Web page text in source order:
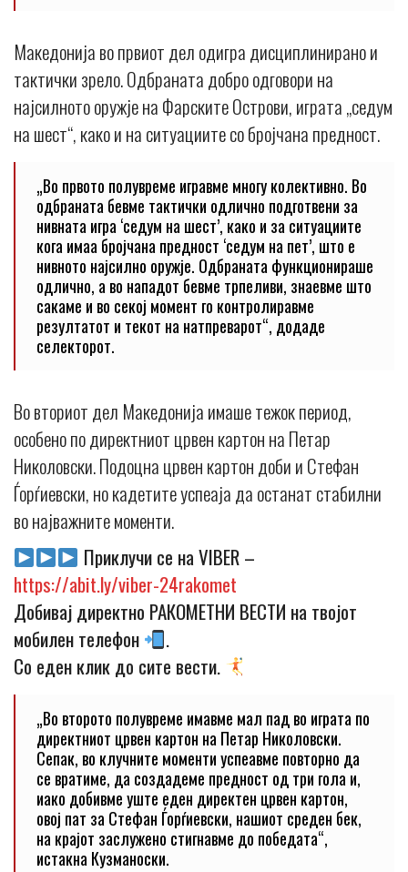
Македонија во првиот дел одигра дисциплинирано и
тактички зрело. Одбраната добро одговори на
најсилното оружје на Фарските Острови, играта „седум
на шест“, како и на ситуациите со бројчана предност.
„Во првото полувреме игравме многу колективно. Во
одбраната бевме тактички одлично подготвени за
нивната игра ‘седум на шест’, како и за ситуациите
кога имаа бројчана предност ‘седум на пет’, што е
нивното најсилно оружје. Одбраната функционираше
одлично, а во нападот бевме трпеливи, знаевме што
сакаме и во секој момент го контролиравме
резултатот и текот на натпреварот“, додаде
селекторот.
Во вториот дел Македонија имаше тежок период,
особено по директниот црвен картон на Петар
Николовски. Подоцна црвен картон доби и Стефан
Ѓорѓиевски, но кадетите успеаја да останат стабилни
во најважните моменти.
Приклучи се на VIBER –
https://abit.ly/viber-24rakomet
Добивај директно РАКОМЕТНИ ВЕСТИ на твојот
мобилен телефон
.
Со еден клик до сите вести.
„Во второто полувреме имавме мал пад во играта по
директниот црвен картон на Петар Николовски.
Сепак, во клучните моменти успеавме повторно да
се вратиме, да создадеме предност од три гола и,
иако добивме уште еден директен црвен картон,
овој пат за Стефан Ѓорѓиевски, нашиот среден бек,
на крајот заслужено стигнавме до победата“,
истакна Кузманоски.